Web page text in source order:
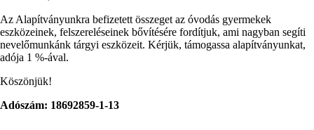
Az Alapítványunkra befizetett összeget az óvodás gyermekek
eszközeinek, felszereléseinek bővítésére fordítjuk, ami nagyban segíti
nevelőmunkánk tárgyi eszközeit. Kérjük, támogassa alapítványunkat,
adója 1 %-ával.
Köszönjük!
Adószám: 18692859-1-13